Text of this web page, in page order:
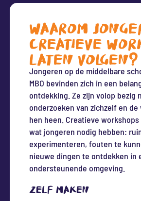
WAAROM
CREATIEVE
LATEN VOLGEN?
Jongeren op de middelbare
MBO bevinden zich in een
ontdekking. Ze zijn volop bezig
onderzoeken van zichzelf en
hen heen. Creatieve
wat jongeren nodig hebben:
experimenteren, fouten te
nieuwe dingen te ontdekken in
ondersteunende omgeving.
Zelf maken